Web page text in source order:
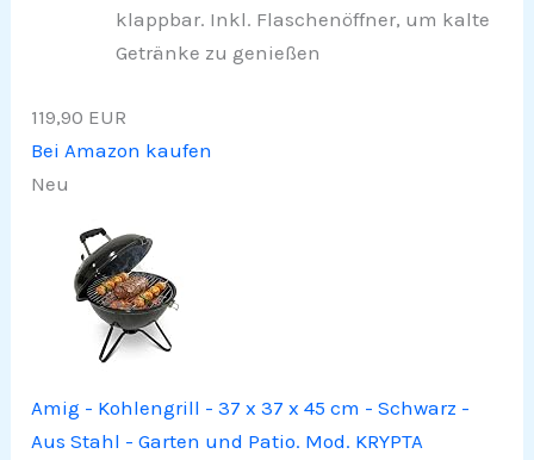
klappbar. Inkl. Flaschenöffner, um kalte
Getränke zu genießen
119,90 EUR
Bei Amazon kaufen
Neu
Amig - Kohlengrill - 37 x 37 x 45 cm - Schwarz -
Aus Stahl - Garten und Patio. Mod. KRYPTA